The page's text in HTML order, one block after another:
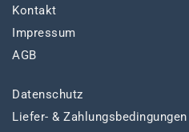
Kontakt
Impressum
AGB
Datenschutz
Liefer- & Zahlungsbedingungen